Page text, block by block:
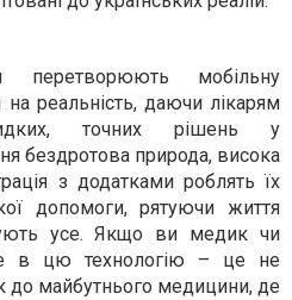
перетворюють мобільну
на реальність, даючи лікарям
точних рішень у
бездротова природа, висока
з додатками роблять їх
допомоги, рятуючи життя
усе. Якщо ви медик чи
в цю технологію – це не
до майбутнього медицини, де